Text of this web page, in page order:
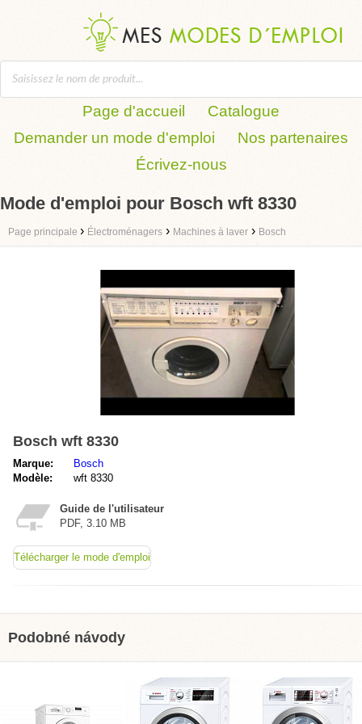
Page d'accueil
Catalogue
Demander un mode d'emploi
Nos partenaires
Écrivez-nous
Mode d'emploi pour Bosch wft 8330
Page principale › Électroménagers › Machines à laver › Bosch
Bosch wft 8330
Marque:
Bosch
Modèle:
wft 8330
Guide de l'utilisateur
PDF, 3.10 MB
Télécharger le mode d'emploi
Podobné návody